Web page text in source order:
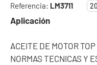
Referencia: LM3711
Aplicación
ACEITE DE MOTOR
NORMAS TECNICAS Y